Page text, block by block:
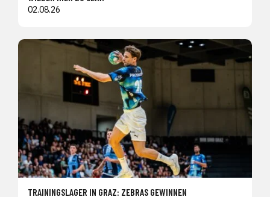
02.08.26
TRAININGSLAGER IN GRAZ: ZEBRAS GEWINNEN